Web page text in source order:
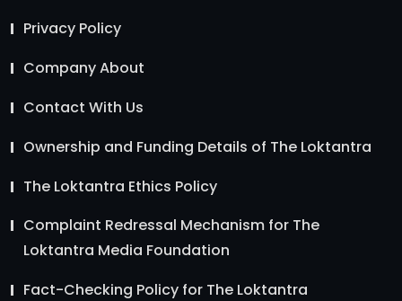
Privacy Policy
Company About
Contact With Us
Ownership and Funding Details of The Loktantra
The Loktantra Ethics Policy
Complaint Redressal Mechanism for The
Loktantra Media Foundation
Fact-Checking Policy for The Loktantra